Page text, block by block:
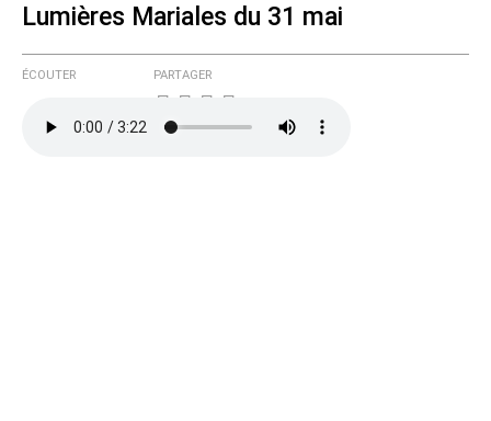
Courriel (non publié)
Lumières Mariales du 31 mai
ÉCOUTER PARTAGER